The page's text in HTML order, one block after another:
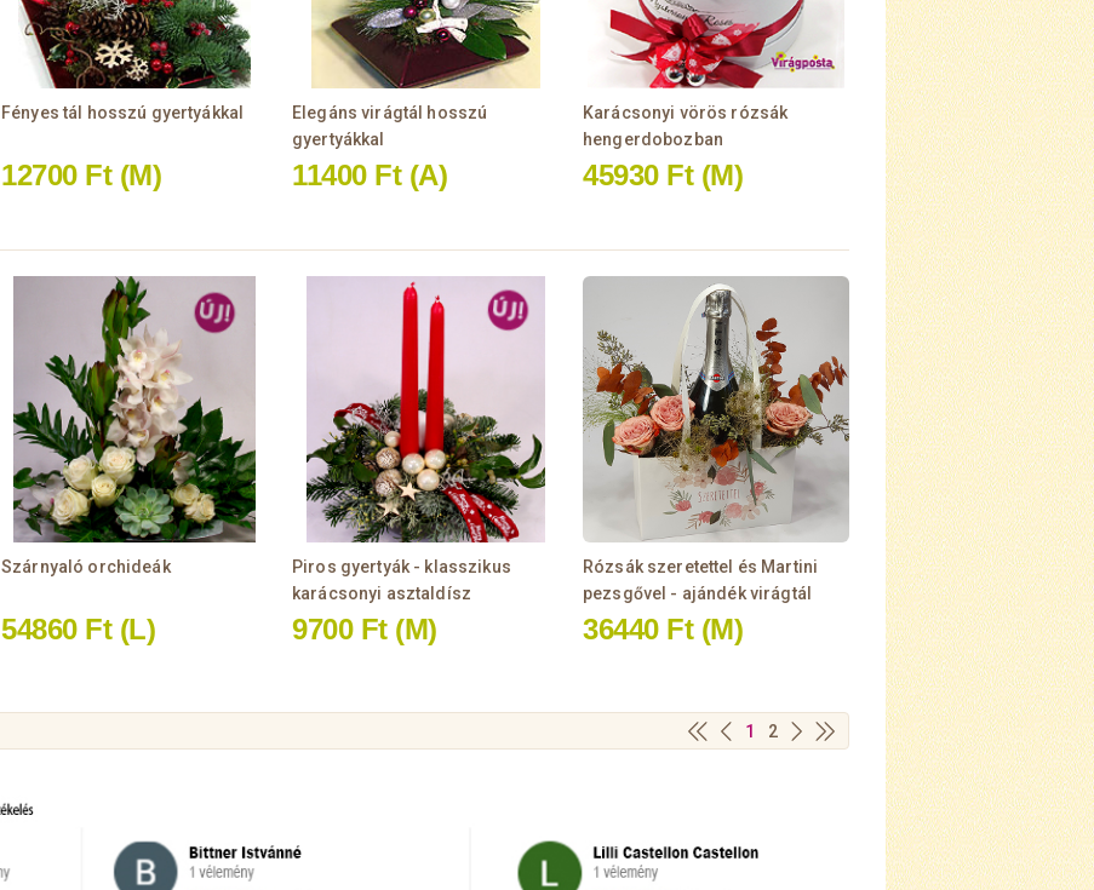
Fényes tál hosszú gyertyákkal
12700 Ft (M)
Elegáns virágtál hosszú
gyertyákkal
11400 Ft (A)
Karácsonyi vörös rózsák
hengerdobozban
45930 Ft (M)
Szárnyaló orchideák
54860 Ft (L)
Piros gyertyák - klasszikus
karácsonyi asztaldísz
9700 Ft (M)
Rózsák szeretettel és Martini
pezsgővel - ajándék virágtál
36440 Ft (M)
1 2